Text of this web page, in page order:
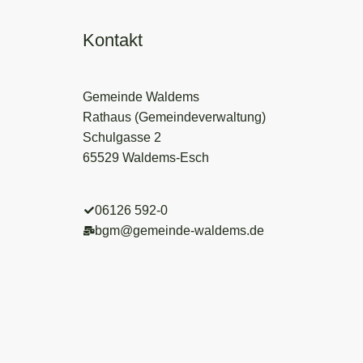
Kontakt
Gemeinde Waldems
Rathaus (Gemeindeverwaltung)
Schulgasse 2
65529 Waldems-Esch
06126 592-0
bgm@gemeinde-waldems.de